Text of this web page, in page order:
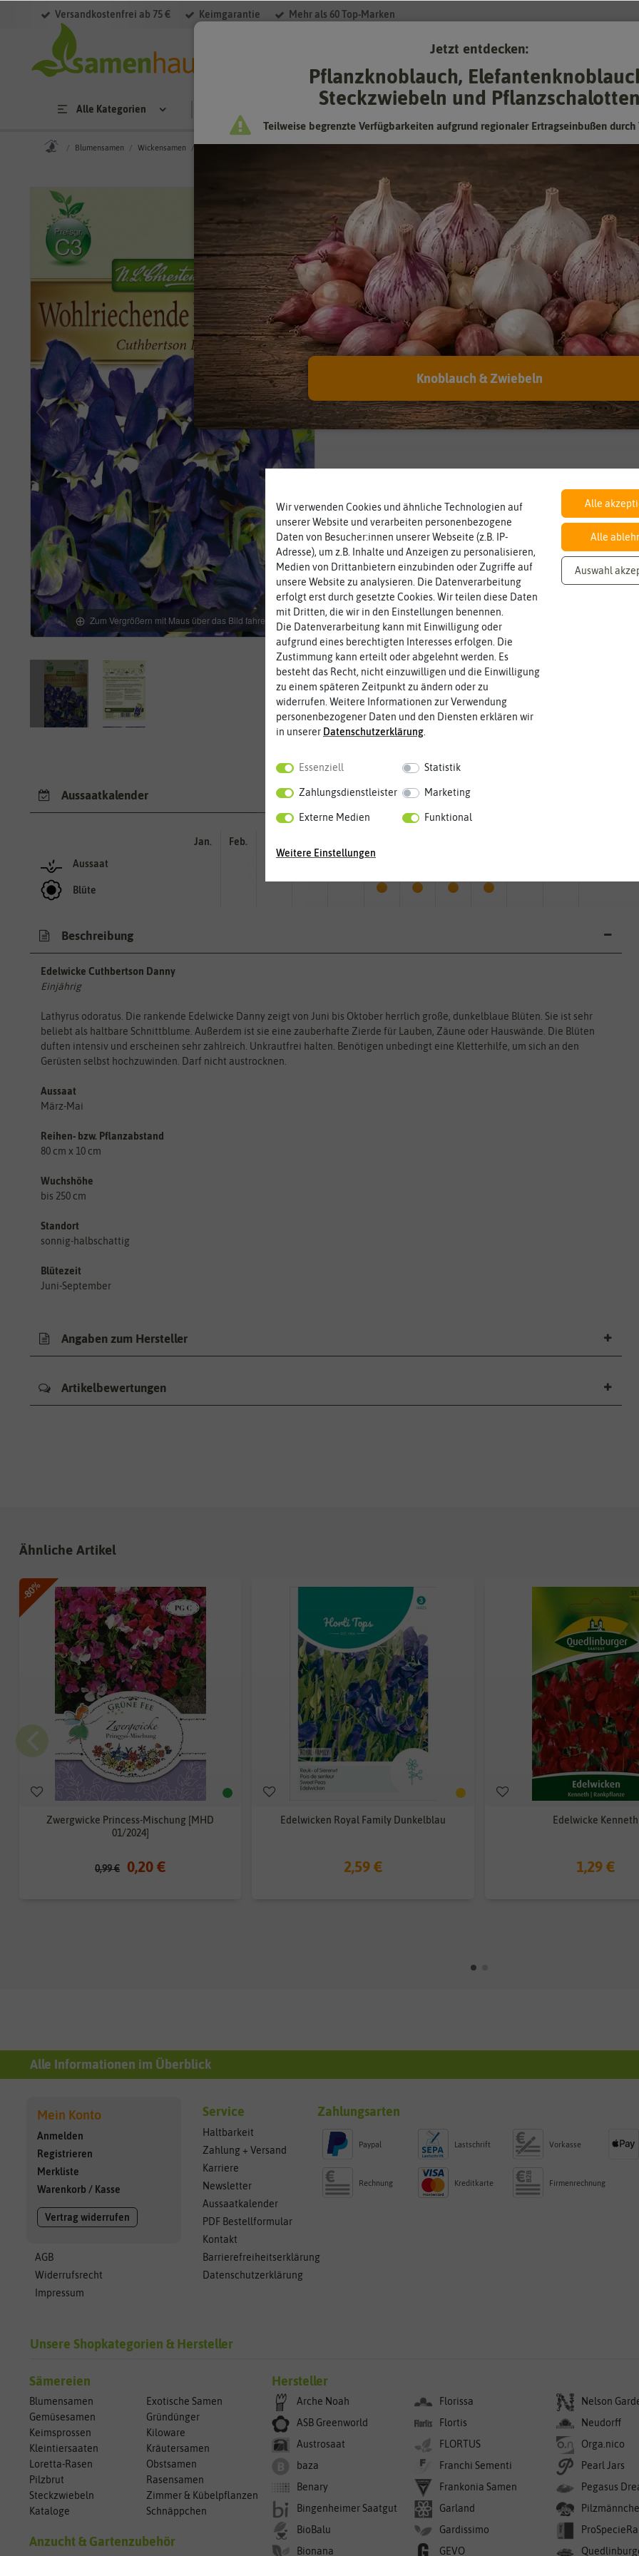
Versandkostenfrei ab 75 € Keimgarantie Mehr als 60 Top-Marken
Alle Kategorien
Blumensamen Wickensamen
Zum Vergrößern mit Maus über das Bild fahren
Edelwicke Cuthbertson Danny
Einjährig, Ranker und Kletterer
Hersteller:
N.L. Chrestensen
Artikelnummer:
5625-ct
EAN:
4015557549496
Aussaatkalender
Aussaat
Blüte
Jan. Feb.
Beschreibung
Edelwicke Cuthbertson Danny
Einjährig
Lathyrus odoratus. Die rankende Edelwicke Danny zeigt von Juni bis Oktober herrlich große, dunkelblaue Blüten. Sie ist sehr
beliebt als haltbare Schnittblume. Außerdem ist sie eine zauberhafte Zierde für Lauben, Zäune oder Hauswände. Die Blüten
duften intensiv und erscheinen sehr zahlreich. Unkrautfrei halten. Benötigen unbedingt eine Kletterhilfe, um sich an den
Gerüsten selbst hochzuwinden. Darf nicht austrocknen.
Aussaat
März-Mai
Reihen- bzw. Pflanzabstand
80 cm x 10 cm
Wuchshöhe
bis 250 cm
Standort
sonnig-halbschattig
Blütezeit
Juni-September
Angaben zum Hersteller
Artikelbewertungen
Ähnliche Artikel
-80%
Zwergwicke Princess-Mischung [MHD
01/2024]
0,99 € 0,20 €
Edelwicken Royal Family Dunkelblau
2,59 €
Edelwicke Kenneth
1,29 €
Alle Informationen im Überblick
Mein Konto
Anmelden
Registrieren
Merkliste
Warenkorb / Kasse
Vertrag widerrufen
AGB
Widerrufsrecht
Impressum
Service
Haltbarkeit
Zahlung + Versand
Karriere
Newsletter
Aussaatkalender
PDF Bestellformular
Kontakt
Barrierefreiheitserklärung
Datenschutzerklärung
Zahlungsarten
Paypal Lastschrift Vorkasse
Rechnung Kreditkarte Firmenrechnung
Unsere Shopkategorien & Hersteller
Sämereien
Blumensamen
Exotische Samen
Gemüsesamen
Gründünger
Keimsprossen
Kiloware
Kleintiersaaten
Kräutersamen
Loretta-Rasen
Obstsamen
Pilzbrut
Rasensamen
Steckzwiebeln
Zimmer & Kübelpflanzen
Kataloge
Schnäppchen
Anzucht & Gartenzubehör
Hersteller
Arche Noah
ASB Greenworld
Austrosaat
baza
Benary
Bingenheimer Saatgut
BioBalu
Bionana
Florissa
Flortis
FLORTUS
Franchi Sementi
Frankonia Samen
Garland
Gardissimo
GEVO
Nelson
Neudorff
Orga.nico
Pearl Jars
Pegasus
Wir verwenden Cookies und ähnliche Technologien auf
unserer Website und verarbeiten personenbezogene
Daten von Besucher:innen unserer Webseite (z.B. IP-
Adresse), um z.B. Inhalte und Anzeigen zu personalisieren,
Medien von Drittanbietern einzubinden oder Zugriffe auf
unsere Website zu analysieren. Die Datenverarbeitung
erfolgt erst durch gesetzte Cookies. Wir teilen diese Daten
mit Dritten, die wir in den Einstellungen benennen.
Die Datenverarbeitung kann mit Einwilligung oder
aufgrund eines berechtigten Interesses erfolgen. Die
Zustimmung kann erteilt oder abgelehnt werden. Es
besteht das Recht, nicht einzuwilligen und die Einwilligung
zu einem späteren Zeitpunkt zu ändern oder zu
widerrufen. Weitere Informationen zur Verwendung
personenbezogener Daten und den Diensten erklären wir
in unserer Daten­schutz­erklärung.
Essenziell Statistik
Zahlungsdienstleister Marketing
Externe Medien Funktional
Weitere Einstellungen
Alle
Alle
Auswahl
Jetzt entdecken:
Pflanzknoblauch,
Steckzwiebeln und
Teilweise begrenzte Verfügbarkeiten aufgrund regionaler Ertragseinbußen durch
Knoblauch & Zwiebeln